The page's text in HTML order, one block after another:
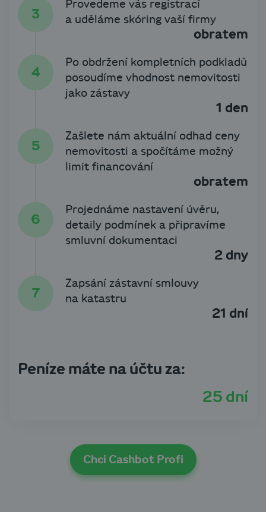
Provedeme vás registrací
a uděláme skóring vaší firmy
obratem
Po obdržení kompletních podkladů
posoudíme vhodnost nemovitosti
jako zástavy
1 den
Zašlete nám aktuální odhad ceny
nemovitosti a spočítáme možný
limit financování
obratem
Projednáme nastavení úvěru,
detaily podmínek a připravíme
smluvní dokumentaci
2 dny
Zapsání zástavní smlouvy
na katastru
21 dní
Peníze máte na účtu za:
25 dní
Chci Cashbot Profi